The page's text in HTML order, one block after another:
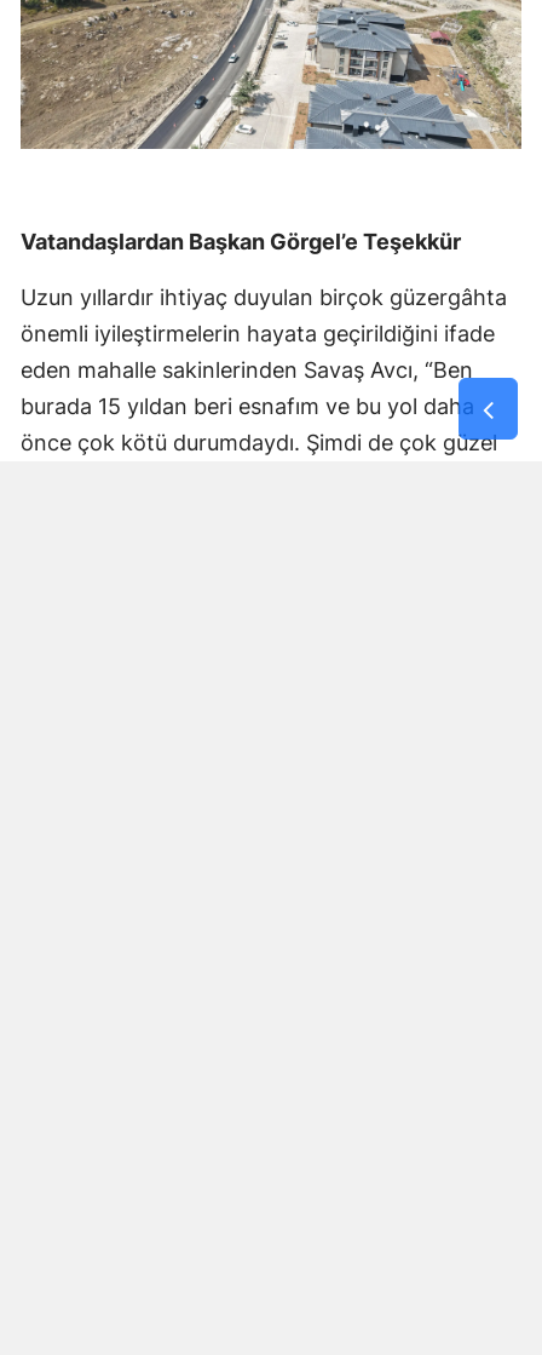
Vatandaşlardan Başkan Görgel’e Teşekkür
Uzun yıllardır ihtiyaç duyulan birçok güzergâhta
önemli iyileştirmelerin hayata geçirildiğini ifade
eden mahalle sakinlerinden Savaş Avcı, “Ben
burada 15 yıldan beri esnafım ve bu yol daha
önce çok kötü durumdaydı. Şimdi de çok güzel